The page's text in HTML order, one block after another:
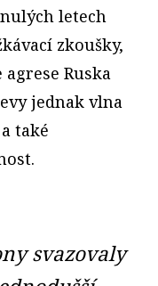
letech
zkoušky,
Ruska
jednak vlna
také
svazovaly